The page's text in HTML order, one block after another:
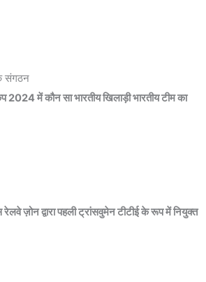
संगठन
में कौन सा भारतीय खिलाड़ी भारतीय टीम का
ज़ोन द्वारा पहली ट्रांसवुमेन टीटीई के रूप में नियुक्त